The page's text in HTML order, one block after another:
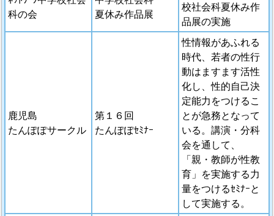
科の会
夏休み作品展
校社会科夏休み作
品展の実施
鹿児島
たんぽぽサークル
第１６回
たんぽぽｾﾐﾅｰ
性情報があふれる
時代、若者の性行
動はますます活性
化し、性的自己決
定能力をつけるこ
とが急務となって
いる。講演・分科
会を通して、
「親・教師が性教
育」を実施する力
量をつけるｾﾐﾅｰと
して実施する。